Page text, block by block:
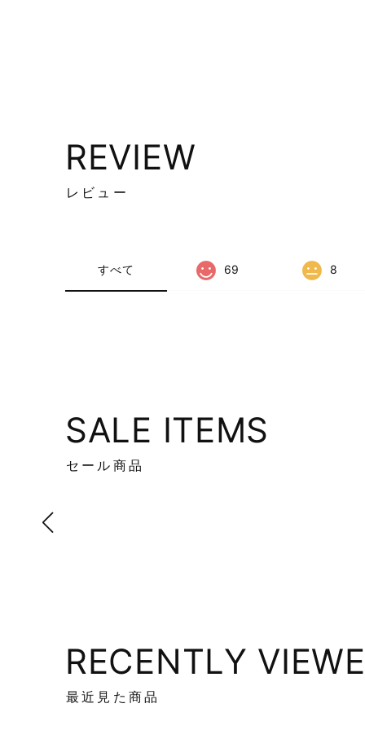
REVIEW
レビュー
すべて 69 8
SALE ITEMS
セール商品
RECENTLY
最近見た商品